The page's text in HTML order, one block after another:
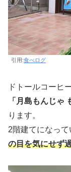
引用:食べログ
ドトールコーヒ
「月島もんじゃ
ります。
2階建てになって
の目を気にせず